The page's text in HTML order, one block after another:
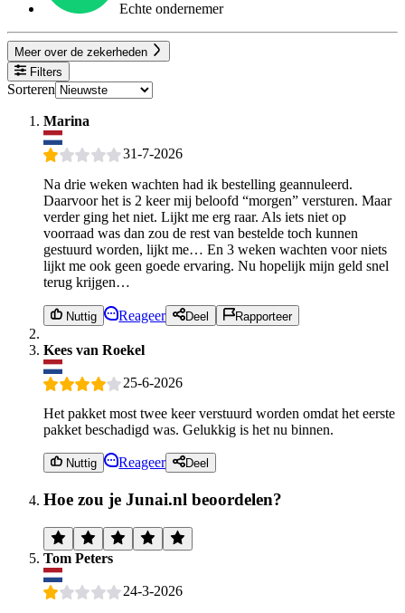
Echte ondernemer
Meer over de zekerheden
Filters
Sorteren
Marina
31-7-2026
Na drie weken wachten had ik bestelling geannuleerd.
Daarvoor het is 2 keer mij beloofd “morgen” versturen. Maar
verder ging het niet. Lijkt me erg raar. Als iets niet op
voorraad was dan zou de rest van bestelde toch kunnen
gestuurd worden, lijkt me… En 3 weken wachten voor niets
lijkt me ook geen goede ervaring. Nu hopelijk mijn geld snel
terug krijgen…
Nuttig Reageer Deel Rapporteer
Kees van Roekel
25-6-2026
Het pakket most twee keer verstuurd worden omdat het eerste
pakket beschadigd was. Gelukkig is het nu binnen.
Nuttig Reageer Deel
Hoe zou je Junai.nl beoordelen?
Tom Peters
24-3-2026